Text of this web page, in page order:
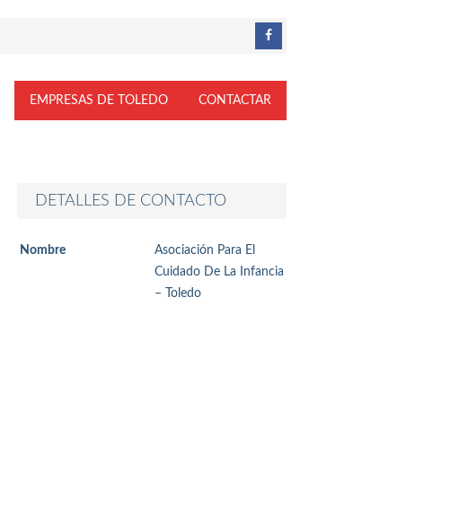
EMPRESAS DE TOLEDO CONTACTAR
DETALLES DE CONTACTO
Nombre
Asociación Para El
Cuidado De La Infancia
– Toledo